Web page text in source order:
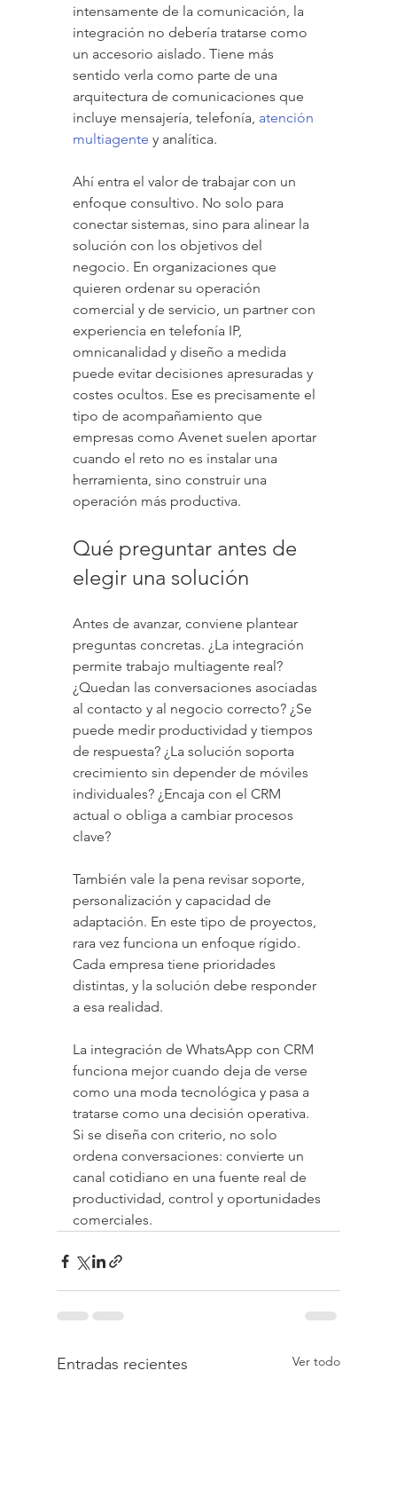
intensamente de la comunicación, la
integración no debería tratarse como
un accesorio aislado. Tiene más
sentido verla como parte de una
arquitectura de comunicaciones que
incluye mensajería, telefonía, atención
multiagente y analítica.
Ahí entra el valor de trabajar con un
enfoque consultivo. No solo para
conectar sistemas, sino para alinear la
solución con los objetivos del
negocio. En organizaciones que
quieren ordenar su operación
comercial y de servicio, un partner con
experiencia en telefonía IP,
omnicanalidad y diseño a medida
puede evitar decisiones apresuradas y
costes ocultos. Ese es precisamente el
tipo de acompañamiento que
empresas como Avenet suelen aportar
cuando el reto no es instalar una
herramienta, sino construir una
operación más productiva.
Qué preguntar antes de
elegir una solución
Antes de avanzar, conviene plantear
preguntas concretas. ¿La integración
permite trabajo multiagente real?
¿Quedan las conversaciones asociadas
al contacto y al negocio correcto? ¿Se
puede medir productividad y tiempos
de respuesta? ¿La solución soporta
crecimiento sin depender de móviles
individuales? ¿Encaja con el CRM
actual o obliga a cambiar procesos
clave?
También vale la pena revisar soporte,
personalización y capacidad de
adaptación. En este tipo de proyectos,
rara vez funciona un enfoque rígido.
Cada empresa tiene prioridades
distintas, y la solución debe responder
a esa realidad.
La integración de WhatsApp con CRM
funciona mejor cuando deja de verse
como una moda tecnológica y pasa a
tratarse como una decisión operativa.
Si se diseña con criterio, no solo
ordena conversaciones: convierte un
canal cotidiano en una fuente real de
productividad, control y oportunidades
comerciales.
Entradas recientes Ver todo